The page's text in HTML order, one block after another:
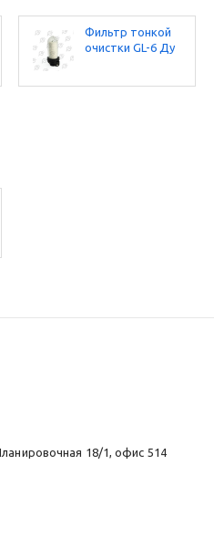
Фильтр тонкой
очистки GL-6 Ду
18/1, офис 514